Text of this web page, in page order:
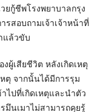
ยกู้ชีพโรงพยาบาลกรุง
รสอบถามเจ้าเจ้าหน้าที่
แล้วขับ
ผู้เสียชีวิต หลังเกิดเหตุ
ตุ จากนั้นได้มีการรุม
ไปที่เกิดเหตุและนำตัว
มึนเมาไม่สามารถคุยรู้